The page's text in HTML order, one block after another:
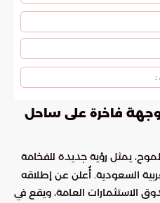
:
فاخرة على ساحل
يمثل رؤية جديدة للفخامة
السعودية. أُعلن عن إطلاقه
من قبل صندوق الاستثمارات العامة، ويقع في